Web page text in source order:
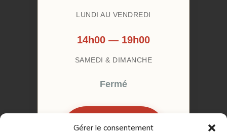
Gérer le consentement
LUNDI AU VENDREDI
14h00 — 19h00
SAMEDI & DIMANCHE
Fermé